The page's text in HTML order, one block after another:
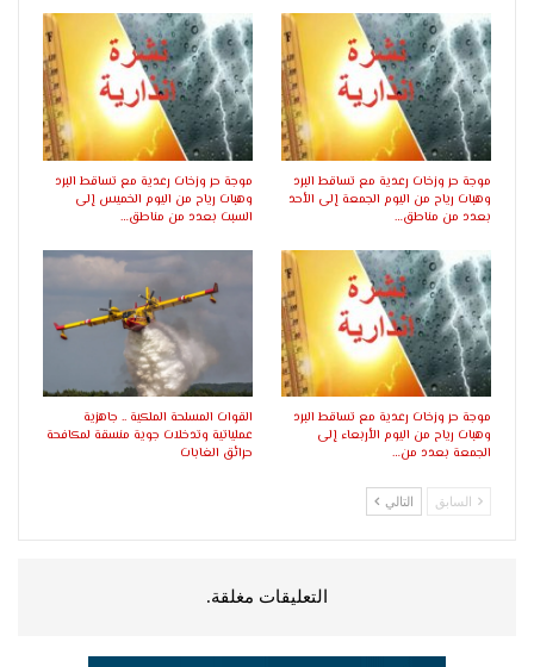
موجة حر وزخات رعدية مع تساقط البرد
وهبات رياح من اليوم الجمعة إلى الأحد
بعدد من مناطق…
موجة حر وزخات رعدية مع تساقط البرد
وهبات رياح من اليوم الخميس إلى
السبت بعدد من مناطق…
موجة حر وزخات رعدية مع تساقط البرد
وهبات رياح من اليوم الأربعاء إلى
الجمعة بعدد من…
القوات المسلحة الملكية .. جاهزية
عملياتية وتدخلات جوية منسقة لمكافحة
حرائق الغابات
السابق التالي
التعليقات مغلقة.